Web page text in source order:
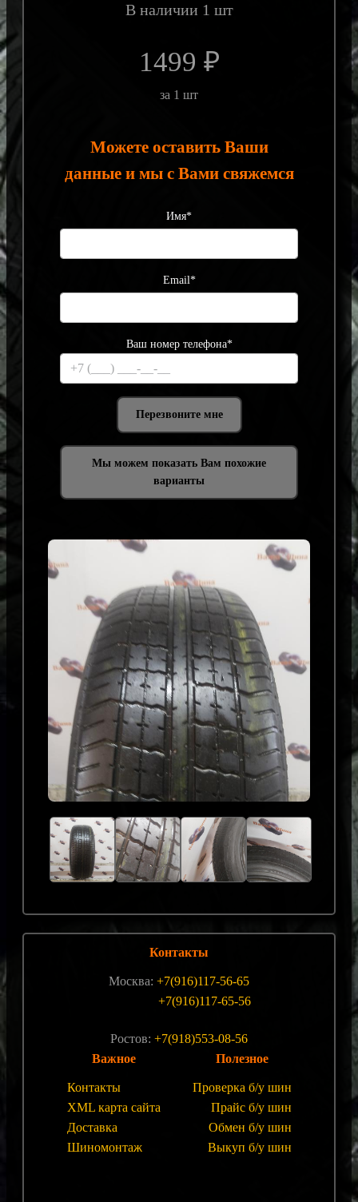
В наличии 1 шт
1499 ₽
за 1 шт
Можете оставить Ваши
данные и мы с Вами свяжемся
Имя*
Email*
Ваш номер телефона*
Мы можем показать Вам похожие
варианты
Контакты
Москва: +7(916)117-56-65
+7(916)117-65-56
Ростов: +7(918)553-08-56
Важное
Контакты
XML карта сайта
Доставка
Шиномонтаж
Полезное
Проверка б/у шин
Прайс б/у шин
Обмен б/у шин
Выкуп б/у шин